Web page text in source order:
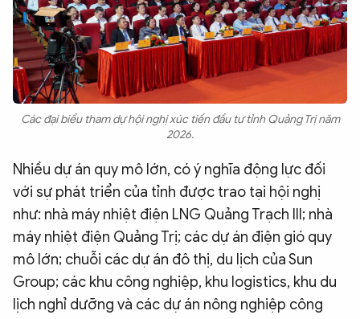
Các đại biểu tham dự hội nghị xúc tiến đầu tư tỉnh Quảng Trị năm
2026.
Nhiều dự án quy mô lớn, có ý nghĩa động lực đối
với sự phát triển của tỉnh được trao tại hội nghị
như: nhà máy nhiệt điện LNG Quảng Trạch III; nhà
máy nhiệt điện Quảng Trị; các dự án điện gió quy
mô lớn; chuỗi các dự án đô thị, du lịch của Sun
Group; các khu công nghiệp, khu logistics, khu du
lịch nghỉ dưỡng và các dự án nông nghiệp công